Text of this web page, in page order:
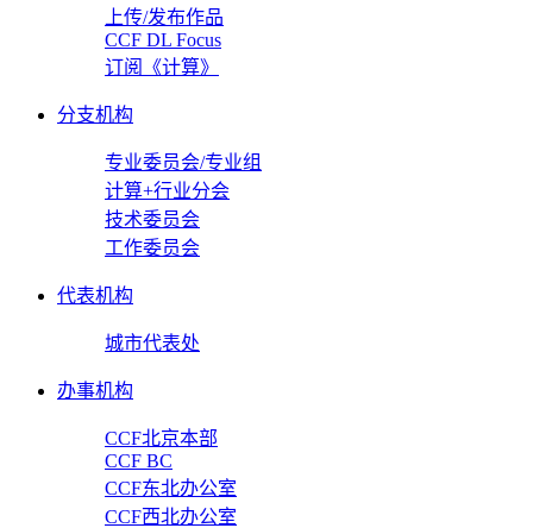
上传/发布作品
CCF DL Focus
订阅《计算》
分支机构
专业委员会/专业组
计算+行业分会
技术委员会
工作委员会
代表机构
城市代表处
办事机构
CCF北京本部
CCF BC
CCF东北办公室
CCF西北办公室